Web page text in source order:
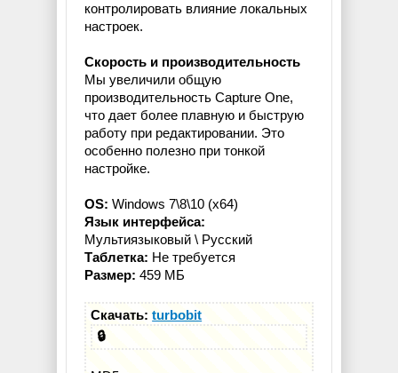
контролировать влияние локальных
настроек.
Скорость и производительность
Мы увеличили общую
производительность Capture One,
что дает более плавную и быструю
работу при редактировании. Это
особенно полезно при тонкой
настройке.
OS: Windows 7\8\10 (x64)
Язык интерфейса:
Мультиязыковый \ Русский
Таблетка: Не требуется
Размер: 459 МБ
Скачать:turbobit
🔒